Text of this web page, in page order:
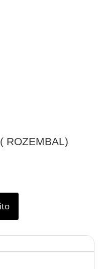
ROZEMBAL)